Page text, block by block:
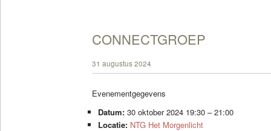
CONNECTGROEP
31 augustus 2024
Evenementgegevens
Datum: 30 oktober 2024 19:30–21:00
Locatie: NTG Het Morgenlicht